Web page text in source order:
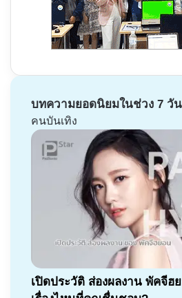
บทความยอดนิยมในช่วง 7 วัน
คนบันเทิง
เปิดประวัติ ส่องผลงาน พัคจีฮ